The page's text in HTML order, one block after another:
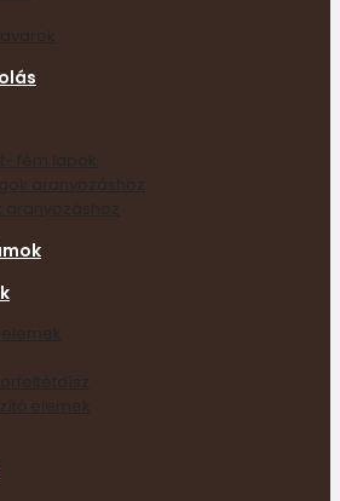
fém lapok
aranyozáshoz
aranyozáshoz
elemek
elemek